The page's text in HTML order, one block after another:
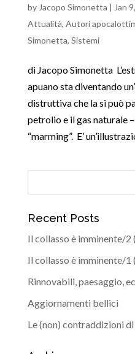
by Jacopo Simonetta | Jan
Attualità, Autori
Simonetta, Sistemi
di Jacopo Simonetta
apuano sta diventando
distruttiva che la si può
petrolio e il gas naturale
“marming”. E’
Recent Posts
Il collasso è imminente/2
Il collasso è imminente/1
Rinnovabili, paesaggio,
Aggiornamenti bellici
Le (non) contraddizioni